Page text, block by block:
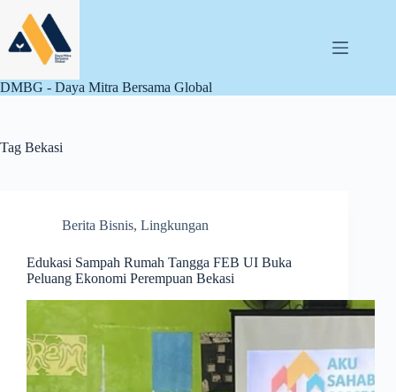
content
DMBG - Daya Mitra Bersama Global
Tag Bekasi
Berita Bisnis, Lingkungan
Edukasi Sampah Rumah Tangga FEB UI Buka
Peluang Ekonomi Perempuan Bekasi